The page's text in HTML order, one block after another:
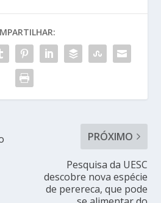
PRÓXIMO
Pesquisa da UESC
descobre nova espécie
de perereca, que pode